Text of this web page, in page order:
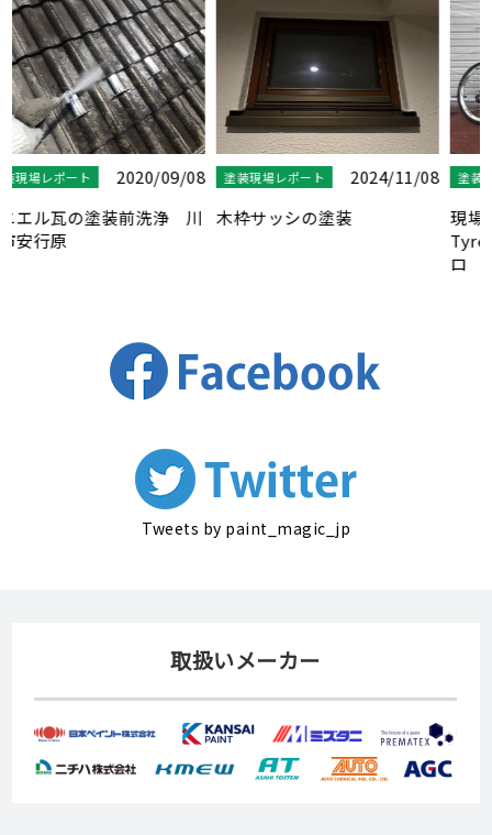
塗装現場レポート
2024/11/08
木枠サッシの塗装
塗装現場レポート
2020/10/15
現場巡回自転車２号！
Tyrell（タイレル） ミニベ
Tweets by paint_magic_jp
取扱いメーカー